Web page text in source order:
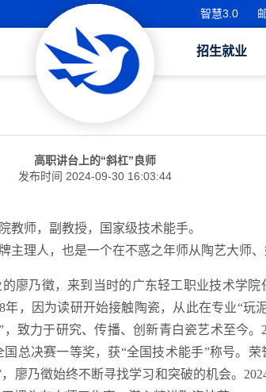
智慧3.0
招生就业
高职讲台上的“斜杠”良师
发布时间 2024-09-30 16:03:44
教师，副教授，国家级技术能手。
主理人，也是一个在不惑之年师从陶艺大师、
廖乃徵，来到当时的广东轻工职业技术学
，因为读研开始接触陶瓷，从此在专业“玩
致力于研究、传播、创新青白瓷艺术至今
总决赛一等奖，获“全国技术能手”称号。
廖乃徵始终不断寻找学习和突破的机会。